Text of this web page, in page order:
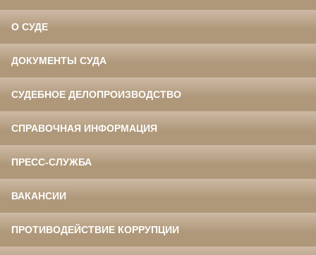
О СУДЕ
ДОКУМЕНТЫ СУДА
СУДЕБНОЕ ДЕЛОПРОИЗВОДСТВО
СПРАВОЧНАЯ ИНФОРМАЦИЯ
ПРЕСС-СЛУЖБА
ВАКАНСИИ
ПРОТИВОДЕЙСТВИЕ КОРРУПЦИИ